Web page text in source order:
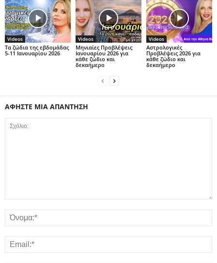
Videos
Τα ζώδια της εβδομάδας
5-11 Ιανουαρίου 2026
Videos
Μηνιαίες Προβλέψεις
Ιανουαρίου 2026 για
κάθε ζώδιο και
δεκαήμερο
Videos
Αστρολογικές
Προβλέψεις 2026 για
κάθε ζώδιο και
δεκαήμερο
ΑΦΗΣΤΕ ΜΙΑ ΑΠΑΝΤΗΣΗ